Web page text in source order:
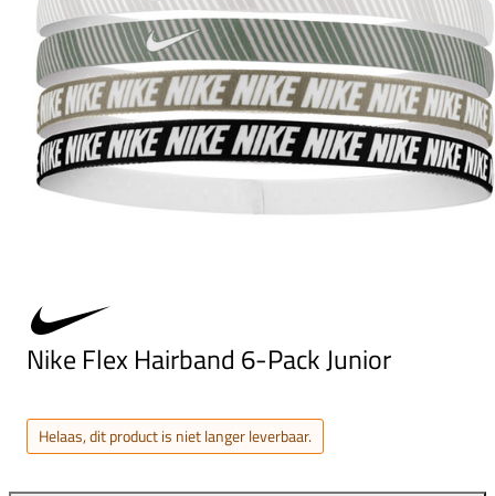
Nike Flex Hairband 6-Pack Junior
Helaas, dit product is niet langer leverbaar.